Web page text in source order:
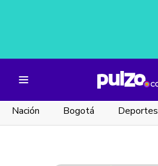
Nación Bogotá Deportes